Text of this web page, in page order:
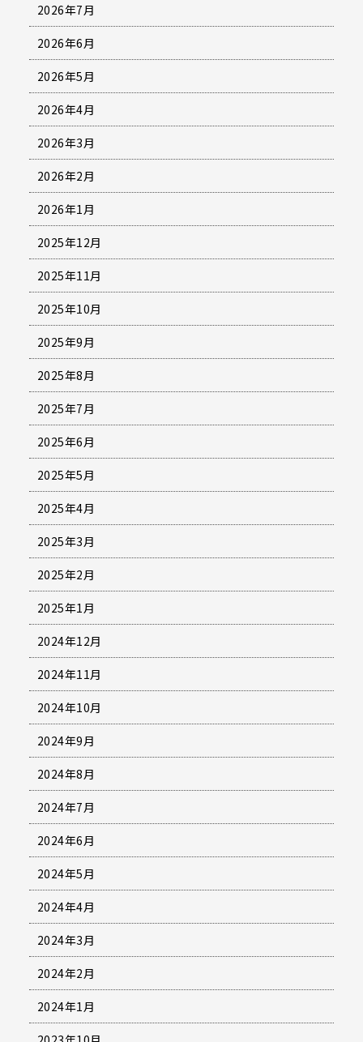
2026年7月
2026年6月
2026年5月
2026年4月
2026年3月
2026年2月
2026年1月
2025年12月
2025年11月
2025年10月
2025年9月
2025年8月
2025年7月
2025年6月
2025年5月
2025年4月
2025年3月
2025年2月
2025年1月
2024年12月
2024年11月
2024年10月
2024年9月
2024年8月
2024年7月
2024年6月
2024年5月
2024年4月
2024年3月
2024年2月
2024年1月